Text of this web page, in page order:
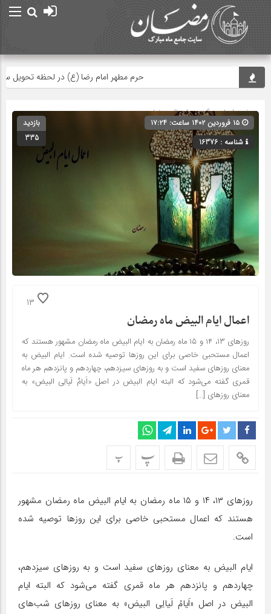
حرم مطهر امام رضا (ع) در لحظه تحویل سال
صفحه اصلی» گروه »اعمال رمضان
شناسه : 16376
بازدید
335
13
اعمال ایام البیض ماه رمضان
روزهای ۱۳، ۱۴ و ۱۵ ماه رمضان به ایام البیض ماه رمضان مشهور هستند که
اعمال مستحبی خاصی برای این روزها توصیه شده است. ایام البیض به
معنای روزهای سفید است و به روزهای سیزدهم، چهاردهم و پانزدهم هر ماه
قمری گفته می‌شود که البته ایام البیض در اصل «اَیامُ لَیالِی البیض» به
معنای روزهای […]
پ پ
روزهای ۱۳، ۱۴ و ۱۵ ماه رمضان به ایام البیض ماه رمضان مشهور
هستند که اعمال مستحبی خاصی برای این روزها توصیه شده
است.
ایام البیض به معنای روزهای سفید است و به روزهای سیزدهم،
چهاردهم و پانزدهم هر ماه قمری گفته می‌شود که البته ایام
البیض در اصل «اَیامُ لَیالِی البیض» به معنای روزهای شب‌های